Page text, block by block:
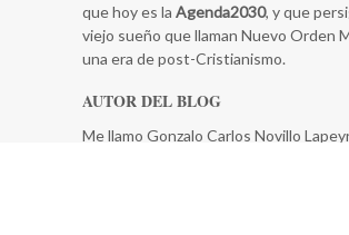
que hoy es la Agenda2030, y que
viejo sueño que llaman Nuevo Orden
una era de post-Cristianismo.
AUTOR DEL BLOG
Me llamo Gonzalo Carlos Novillo